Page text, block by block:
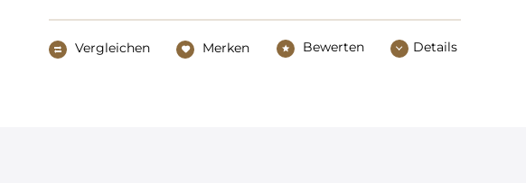
Vergleichen Merken Bewerten Details